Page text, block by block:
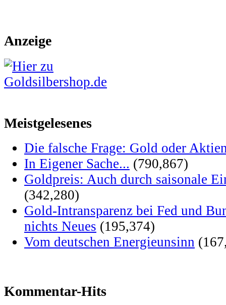
Anzeige
Meistgelesenes
Die falsche Frage: Gold oder
In Eigener Sache... (790,867)
Goldpreis: Auch durch saisonale
(342,280)
Gold-Intransparenz bei Fed und
nichts Neues (195,374)
Vom deutschen Energieunsinn
Kommentar-Hits